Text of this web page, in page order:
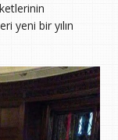
yeni bir yılın